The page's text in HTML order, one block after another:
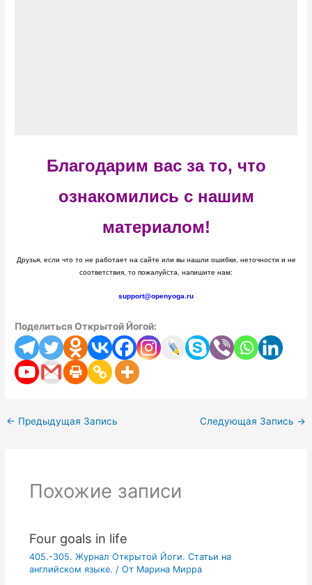
Благодарим вас за то, что
ознакомились с нашим
материалом!
Друзья, если что то не работает на сайте или вы нашли ошибки, неточности и не
соответствия, то пожалуйста, напишите нам:
support@openyoga.ru
Поделиться Открытой Йогой:
← Предыдущая Запись Следующая Запись →
Похожие записи
Four goals in life
405.-305. Журнал Открытой Йоги. Статьи на
английском языке. / От Марина Мирра